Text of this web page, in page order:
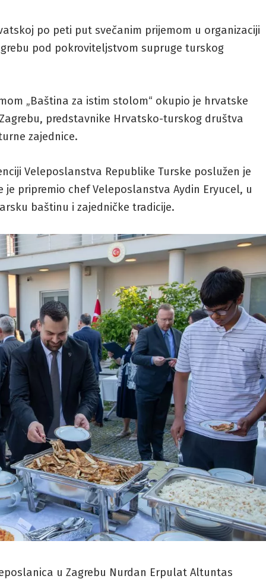
po peti put svečanim prijemom u organizaciji
pod pokroviteljstvom supruge turskog
„Baština za istim stolom“ okupio je hrvatske
predstavnike Hrvatsko-turskog društva
zajednice.
Veleposlanstva Republike Turske poslužen je
pripremio chef Veleposlanstva Aydin Eryucel, u
baštinu i zajedničke tradicije.
u Zagrebu Nurdan Erpulat Altuntas